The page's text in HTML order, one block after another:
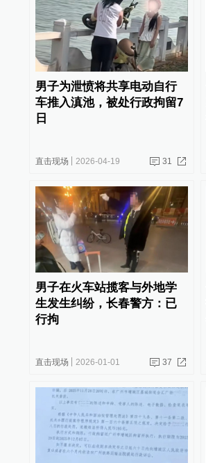
男子为泄愤将共享电动自行
车推入滇池，被处行政拘留7
日
直击现场 2026-04-19 31
男子在火车站揽客与外地学
生发生纠纷，长春警方：已
行拘
直击现场 2026-01-01 37